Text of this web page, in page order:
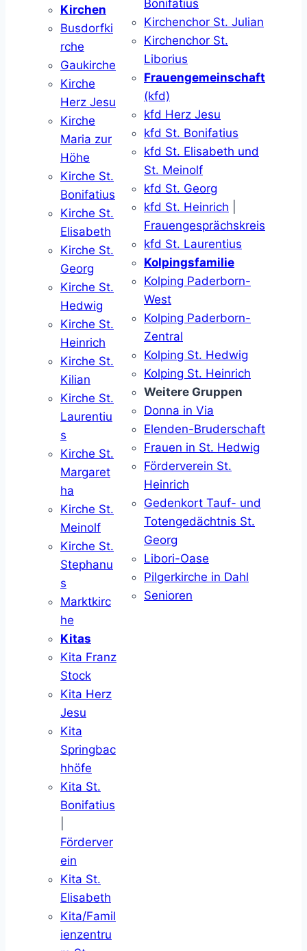
Kirchen
Busdorfki
rche
Gaukirche
Kirche
Herz Jesu
Kirche
Maria zur
Höhe
Kirche St.
Bonifatius
Kirche St.
Elisabeth
Kirche St.
Georg
Kirche St.
Hedwig
Kirche St.
Heinrich
Kirche St.
Kilian
Kirche St.
Laurentiu
s
Kirche St.
Margaret
ha
Kirche St.
Meinolf
Kirche St.
Stephanu
s
Marktkirc
he
Kitas
Kita Franz
Stock
Kita Herz
Jesu
Kita
Springbac
hhöfe
Kita St.
Bonifatius
Förderver
ein
Kita St.
Elisabeth
Kita/Famil
ienzentru
Bonifatius
Kirchenchor St. Julian
Kirchenchor St.
Liborius
Frauengemeinschaft
(kfd)
kfd Herz Jesu
kfd St. Bonifatius
kfd St. Elisabeth und
St. Meinolf
kfd St. Georg
kfd St. Heinrich
Frauengesprächskreis
kfd St. Laurentius
Kolpingsfamilie
Kolping Paderborn-
West
Kolping Paderborn-
Zentral
Kolping St. Hedwig
Kolping St. Heinrich
Weitere Gruppen
Donna in Via
Elenden-Bruderschaft
Frauen in St. Hedwig
Förderverein St.
Heinrich
Gedenkort Tauf- und
Totengedächtnis St.
Georg
Libori-Oase
Pilgerkirche in Dahl
Senioren